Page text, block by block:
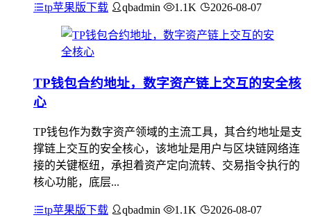
tp苹果版下载 qbadmin 1.1K 2026-08-07
TP钱包合约地址，数字资产链上交互的安全核
心
TP钱包作为数字资产领域的主流工具，其合约地址是支
撑链上交互的安全核心，该地址是用户与区块链网络连
接的关键枢纽，承担着资产定向流转、交易指令执行的
核心功能，底层...
tp苹果版下载 qbadmin 1.1K 2026-08-07